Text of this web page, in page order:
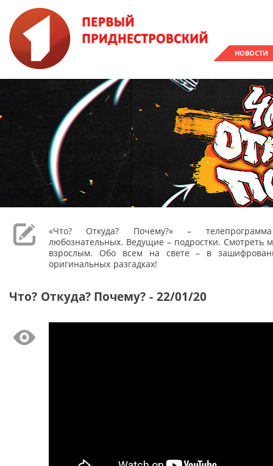
НОВОСТИ
«Что? Откуда? Почему?» –
любознательных. Ведущие – подростки. Смотреть
взрослым. Обо всем на свете – в
оригинальных разгадках!
Что? Откуда? Почему? - 22/01/20